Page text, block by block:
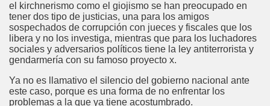
el kirchnerismo como el giojismo se han preocupado en
tener dos tipo de justicias, una para los amigos
sospechados de corrupción con jueces y fiscales que los
libera y no los investiga, mientras que para los luchadores
sociales y adversarios políticos tiene la ley antiterrorista y
gendarmería con su famoso proyecto x.
Ya no es llamativo el silencio del gobierno nacional ante
este caso, porque es una forma de no enfrentar los
problemas a la que ya tiene acostumbrado.